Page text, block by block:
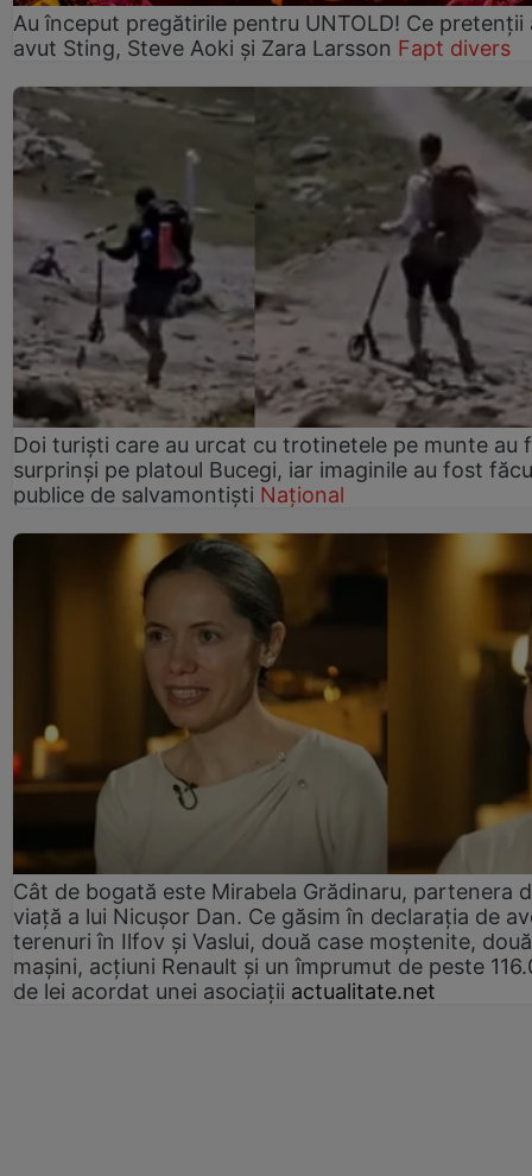
Au început pregătirile pentru UNTOLD! Ce pretenții
avut Sting, Steve Aoki și Zara Larsson Fapt divers
Doi turiști care au urcat cu trotinetele pe munte au
surprinși pe platoul Bucegi, iar imaginile au fost
publice de salvamontiști Național
Cât de bogată este Mirabela Grădinaru, partenera
viață a lui Nicușor Dan. Ce găsim în declarația de
terenuri în Ilfov și Vaslui, două case moștenite, două
mașini, acțiuni Renault și un împrumut de peste
de lei acordat unei asociații actualitate.net